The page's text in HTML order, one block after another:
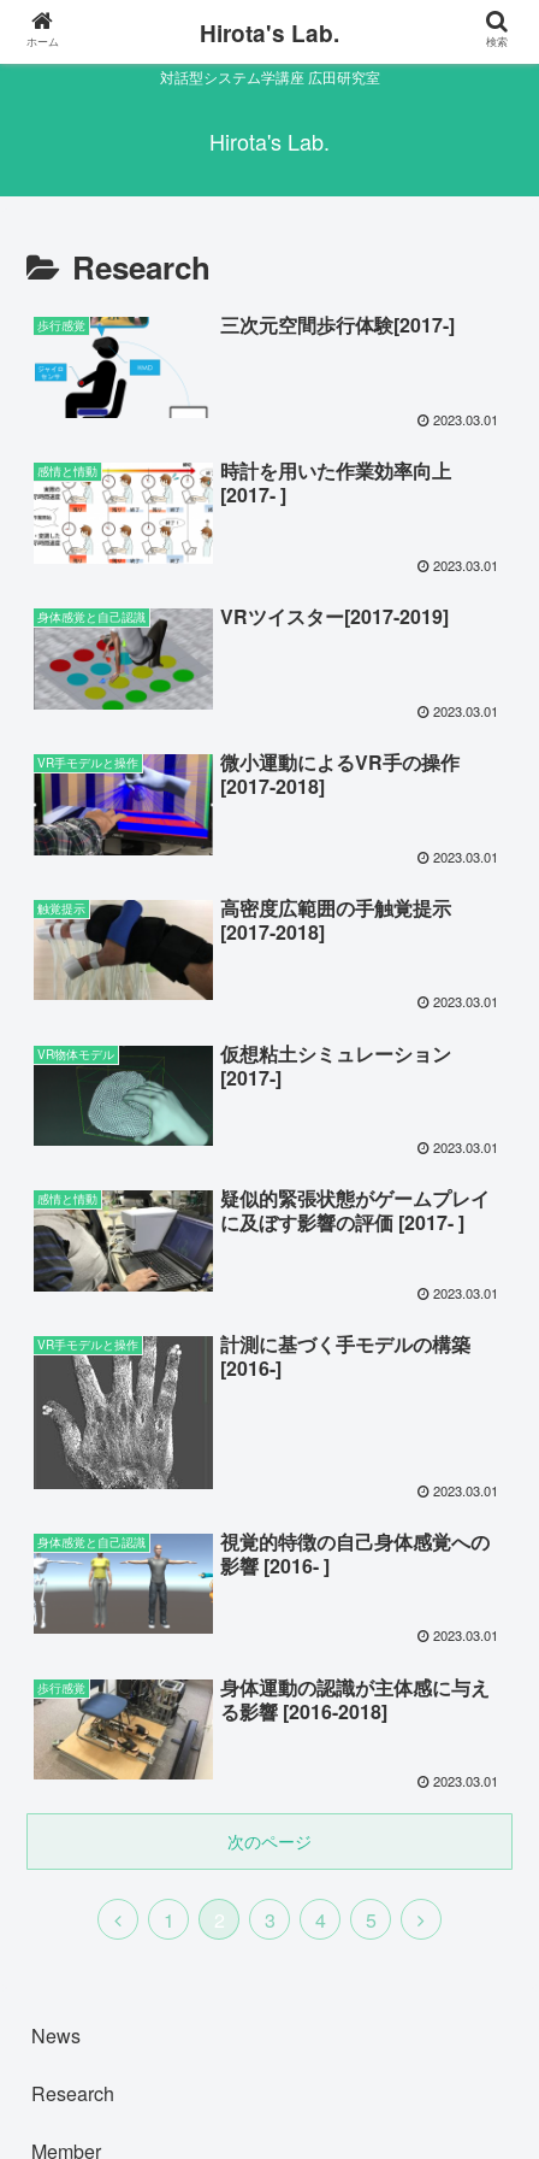
対話型システム学講座 広田研究室
Hirota's Lab.
Research
歩行感覚 三次元空間歩行体験[2017-]
2023.03.01
感情と情動
時計を用いた作業効率向上
[2017- ]
2023.03.01
身体感覚と自己認識 VRツイスター[2017-2019]
2023.03.01
VR手モデルと操作
微小運動によるVR手の操作
[2017-2018]
2023.03.01
触覚提示
高密度広範囲の手触覚提示
[2017-2018]
2023.03.01
VR物体モデル
仮想粘土シミュレーション
[2017-]
2023.03.01
感情と情動
疑似的緊張状態がゲームプレイ
に及ぼす影響の評価 [2017- ]
2023.03.01
VR手モデルと操作
計測に基づく手モデルの構築
[2016-]
2023.03.01
身体感覚と自己認識
視覚的特徴の自己身体感覚への
影響 [2016- ]
2023.03.01
歩行感覚
身体運動の認識が主体感に与え
る影響 [2016-2018]
2023.03.01
次のページ
1 2 3 4 5
News
Research
Member
ホーム Hirota's Lab. 検索